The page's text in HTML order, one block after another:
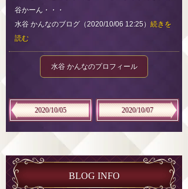
谷かーん・・・
水谷 かんなのブログ（2020/10/06 12:25） 続きを
読む
水谷 かんなのプロフィール
2020/10/05 2020/10/07
BLOG INFO